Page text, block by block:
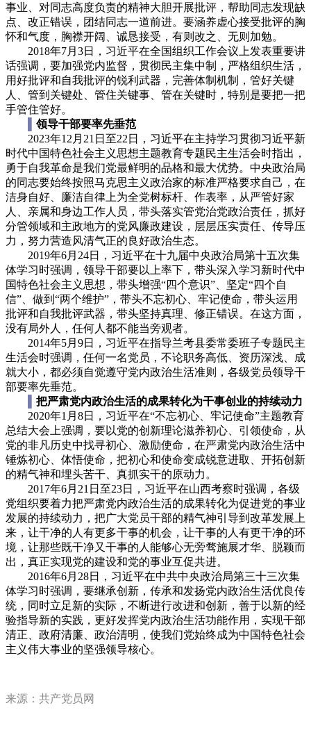
事业、对同志高度负责的精神大胆开展批评，帮助同志发现缺
点、改正错误，团结同志一道前进。要涵养虚心接受批评的胸
怀和气度，胸襟开阔、诚恳接受，有则改之、无则加勉。
2018年7月3日，习近平在全国组织工作会议上发表重要讲
话强调，要加强党内监督，贯彻民主集中制，严格组织生活，
用好批评和自我批评的锐利武器，完善体制机制，管好关键
人、管到关键处、管住关键事、管在关键时，特别是要把一把
手管住管好。
领导干部要率先垂范
2023年12月21日至22日，习近平在主持学习贯彻习近平新
时代中国特色社会主义思想主题教育专题民主生活会时指出，
勇于自我革命是我们党最鲜明的品格和最大优势。中央政治局
的同志要始终按照马克思主义政治家的标准严格要求自己，在
洁身自好、廉洁自律上为全党树标杆、作表率，从严管好家
人、亲属和身边工作人员，带头落实管党治党政治责任，抓好
分管领域和主政地方的党风廉政建设，层层压实责任、传导压
力，努力营造风清气正的良好政治生态。
2019年6月24日，习近平在十九届中央政治局第十五次集
体学习时强调，领导干部要以上率下，带头深入学习新时代中
国特色社会主义思想，带头增强“四个意识”、坚定“四个自
信”、做到“两个维护”，带头不忘初心、牢记使命，带头运用
批评和自我批评武器，带头坚持真理、修正错误。在这方面，
没有局外人，任何人都不能当旁观者。
2014年5月9日，习近平在指导兰考县委常委班子专题民主
生活会时强调，任何一名党员，不论职务高低、资历深浅、成
就大小，都必须自觉遵守党内政治生活准则，各级党员领导干
部要率先垂范。
把严肃党内政治生活的成果转化为干事创业的持续动力
2020年1月8日，习近平在“不忘初心、牢记使命”主题教育
总结大会上强调，要以党的创新理论滋养初心、引领使命，从
党的非凡历史中找寻初心、激励使命，在严肃党内政治生活中
锤炼初心、体悟使命，把初心和使命变成锐意进取、开拓创新
的精气神和埋头苦干、真抓实干的原动力。
2017年6月21日至23日，习近平在山西考察时强调，各级
党组织要着力把严肃党内政治生活的成果转化为促进党的事业
发展的持续动力，把广大党员干部的精气神引导到改革发展上
来，让干净的人有更多干事的机会，让干事的人有更干净的环
境，让那些既干净又干事的人能够心无旁骛施展才华、脱颖而
出，真正实现党的建设和党的事业互促共进。
2016年6月28日，习近平在中共中央政治局第三十三次集
体学习时强调，要继承创新，传承和发扬党内政治生活优良传
统，同时立足新的实际，不断进行改进和创新，善于以新的经
验指导新的实践，更好发挥党内政治生活功能作用，实现干部
清正、政府清廉、政治清明，使我们党始终成为中国特色社会
主义伟大事业的坚强领导核心。
来源：共产党员网